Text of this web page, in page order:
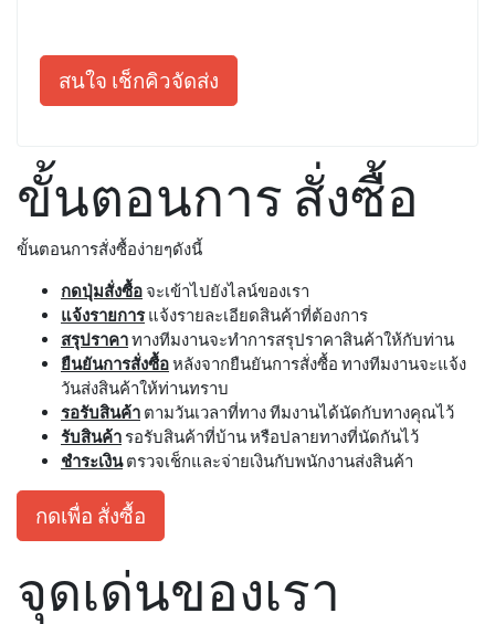
สนใจ เช็กคิวจัดส่ง
ขั้นตอนการ สั่งซื้อ
ขั้นตอนการสั่งซื้อง่ายๆดังนี้
กดปุ่มสั่งซื้อ จะเข้าไปยังไลน์ของเรา
แจ้งรายการแจ้งรายละเอียดสินค้าที่ต้องการ
สรุปราคาทางทีมงานจะทำการสรุปราคาสินค้าให้กับท่าน
ยืนยันการสั่งซื้อหลังจากยืนยันการสั่งซื้อ ทางทีมงานจะแจ้ง
วันส่งสินค้าให้ท่านทราบ
รอรับสินค้า ตามวันเวลาที่ทาง ทีมงานได้นัดกับทางคุณไว้
รับสินค้า รอรับสินค้าที่บ้าน หรือปลายทางที่นัดกันไว้
ชำระเงินตรวจเช็กและจ่ายเงินกับพนักงานส่งสินค้า
กดเพื่อ สั่งซื้อ
จุดเด่นของเรา